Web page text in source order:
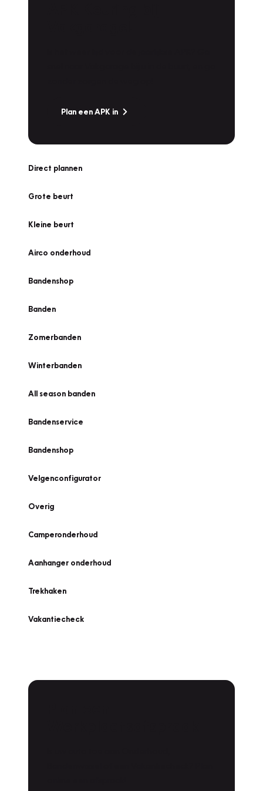
Plan een APK in
Direct plannen
Grote beurt
Kleine beurt
Airco onderhoud
Bandenshop
Banden
Zomerbanden
Winterbanden
All season banden
Bandenservice
Bandenshop
Velgenconfigurator
Overig
Camperonderhoud
Aanhanger onderhoud
Trekhaken
Vakantiecheck